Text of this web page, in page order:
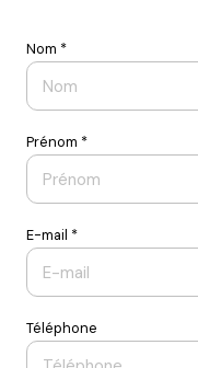
Nom *
Prénom *
E-mail *
Téléphone